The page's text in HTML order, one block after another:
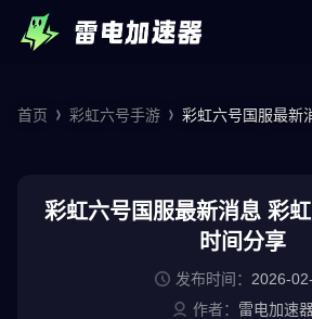
首页 彩虹六号手游
彩虹六号国服最新
彩虹六号国服最新消息 彩
时间分享
发布时间： 2026-
作者： 雷电加速